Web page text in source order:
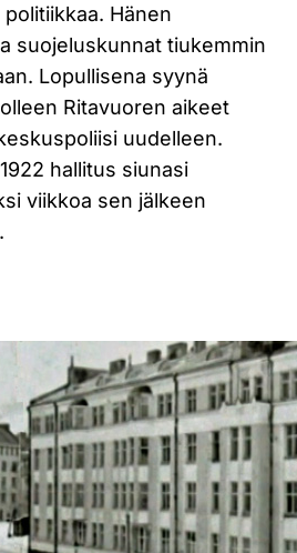
Hänen
suojeluskunnat tiukemmin
Lopullisena syynä
Ritavuoren aikeet
uudelleen.
hallitus siunasi
viikkoa sen jälkeen